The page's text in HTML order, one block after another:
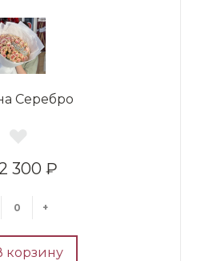
Серебро
2 300 ₽
+
корзину